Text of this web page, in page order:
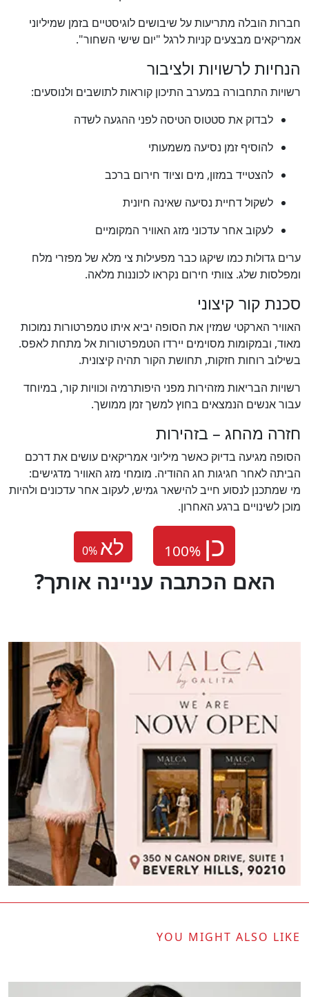
חברות הובלה מתריעות על שיבושים לוגיסטיים בזמן שמיליוני
אמריקאים מבצעים קניות לרגל "יום שישי השחור".
הנחיות לרשויות ולציבור
רשויות התחבורה במערב התיכון קוראות לתושבים ולנוסעים:
לבדוק את סטטוס הטיסה לפני ההגעה לשדה
להוסיף זמן נסיעה משמעותי
להצטייד במזון, מים וציוד חירום ברכב
לשקול דחיית נסיעה שאינה חיונית
לעקוב אחר עדכוני מזג האוויר המקומיים
ערים גדולות כמו שיקגו כבר מפעילות צי מלא של מפזרי מלח
ומפלסות שלג. צוותי חירום נקראו לכוננות מלאה.
סכנת קור קיצוני
האוויר הארקטי שמזין את הסופה יביא איתו טמפרטורות נמוכות
מאוד, ובמקומות מסוימים יירדו הטמפרטורות אל מתחת לאפס.
בשילוב רוחות חזקות, תחושת הקור תהיה קיצונית.
רשויות הבריאות מזהירות מפני היפותרמיה וכוויות קור, במיוחד
עבור אנשים הנמצאים בחוץ למשך זמן ממושך.
חזרה מהחג – בזהירות
הסופה מגיעה בדיוק כאשר מיליוני אמריקאים עושים את דרכם
הביתה לאחר חגיגות חג ההודיה. מומחי מזג האוויר מדגישים:
מי שמתכנן לנסוע חייב להישאר גמיש, לעקוב אחר עדכונים ולהיות
מוכן לשינויים ברגע האחרון.
0% לא
?האם הכתבה עניינה אותך
YOU MIGHT ALSO LIKE